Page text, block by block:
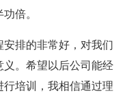
倍。
排的非常好，对我们
义。希望以后公司能经
培训，我相信通过理